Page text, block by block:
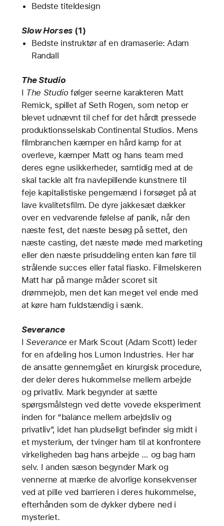
Bedste titeldesign
Slow Horses (1)
Bedste instruktør af en dramaserie: Adam
Randall
The Studio
I The Studiofølger seerne karakteren Matt
Remick, spillet af Seth Rogen, som netop er
blevet udnævnt til chef for det hårdt pressede
produktionsselskab Continental Studios. Mens
filmbranchen kæmper en hård kamp for at
overleve, kæmper Matt og hans team med
deres egne usikkerheder, samtidig med at de
skal tackle alt fra navlepillende kunstnere til
feje kapitalistiske pengemænd i forsøget på at
lave kvalitetsfilm. De dyre jakkesæt dækker
over en vedvarende følelse af panik, når den
næste fest, det næste besøg på settet, den
næste casting, det næste møde med marketing
eller den næste prisuddeling enten kan føre til
strålende succes eller fatal fiasko. Filmelskeren
Matt har på mange måder scoret sit
drømmejob, men det kan meget vel ende med
at køre ham fuldstændig i sænk.
Severance
ISeverance er Mark Scout (Adam Scott) leder
for en afdeling hos Lumon Industries. Her har
de ansatte gennemgået en kirurgisk procedure,
der deler deres hukommelse mellem arbejde
og privatliv. Mark begynder at sætte
spørgsmålstegn ved dette vovede eksperiment
inden for “balance mellem arbejdsliv og
privatliv”, idet han pludseligt befinder sig midt i
et mysterium, der tvinger ham til at konfrontere
virkeligheden bag hans arbejde … og bag ham
selv. I anden sæson begynder Mark og
vennerne at mærke de alvorlige konsekvenser
ved at pille ved barrieren i deres hukommelse,
efterhånden som de dykker dybere ned i
mysteriet.